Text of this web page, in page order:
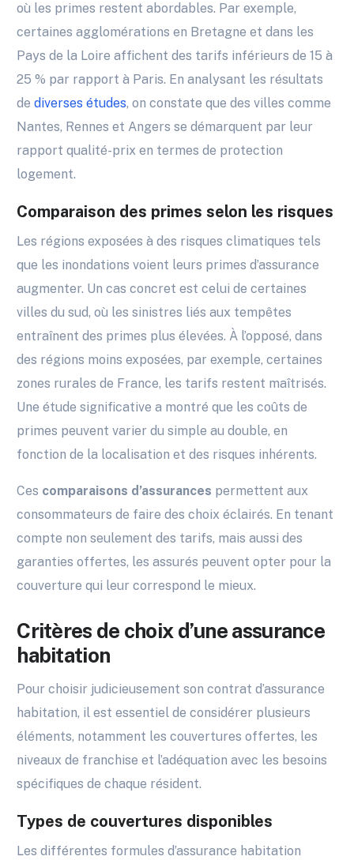
où les primes restent abordables. Par exemple,
certaines agglomérations en Bretagne et dans les
Pays de la Loire affichent des tarifs inférieurs de 15 à
25 % par rapport à Paris. En analysant les résultats
dediverses études, on constate que des villes comme
Nantes, Rennes et Angers se démarquent par leur
rapport qualité-prix en termes de protection
logement.
Comparaison des primes selon les risques
Les régions exposées à des risques climatiques tels
que les inondations voient leurs primes d’assurance
augmenter. Un cas concret est celui de certaines
villes du sud, où les sinistres liés aux tempêtes
entraînent des primes plus élevées. À l’opposé, dans
des régions moins exposées, par exemple, certaines
zones rurales de France, les tarifs restent maîtrisés.
Une étude significative a montré que les coûts de
primes peuvent varier du simple au double, en
fonction de la localisation et des risques inhérents.
Ces comparaisons d’assurances permettent aux
consommateurs de faire des choix éclairés. En tenant
compte non seulement des tarifs, mais aussi des
garanties offertes, les assurés peuvent opter pour la
couverture qui leur correspond le mieux.
Critères de choix d’une assurance
habitation
Pour choisir judicieusement son contrat d’assurance
habitation, il est essentiel de considérer plusieurs
éléments, notamment les couvertures offertes, les
niveaux de franchise et l’adéquation avec les besoins
spécifiques de chaque résident.
Types de couvertures disponibles
Les différentes formules d’assurance habitation